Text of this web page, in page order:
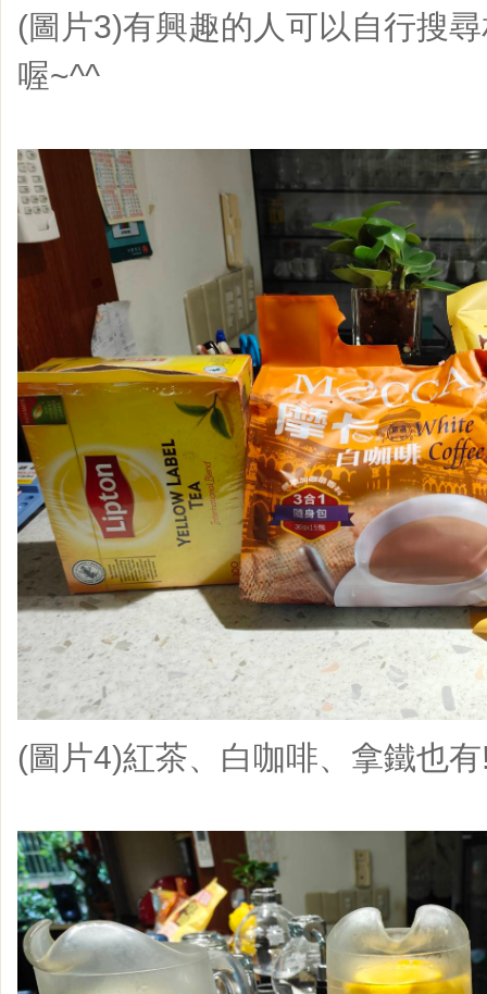
(圖片3)有興趣的人可以自行搜
喔~^^
(圖片4)紅茶、白咖啡、拿鐵也